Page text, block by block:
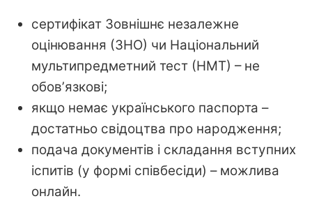
сертифікат Зовнішнє незалежне
оцінювання (ЗНО) чи Національний
мультипредметний тест (НМТ) – не
обовʼязкові;
якщо немає українського паспорта –
достатньо свідоцтва про народження;
подача документів і складання вступних
іспитів (у формі співбесіди) – можлива
онлайн.